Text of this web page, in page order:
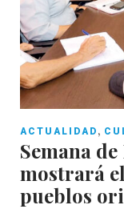
ACTUALIDAD ,
Semana
mostrará
pueblos